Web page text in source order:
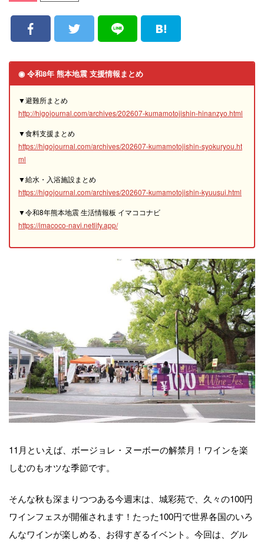
◉ 令和8年 熊本地震 支援情報まとめ
▼避難所まとめ
http://higojournal.com/archives/202607-kumamotojishin-hinanzyo.html
▼食料支援まとめ
https://higojournal.com/archives/202607-kumamotojishin-syokuryou.ht
ml
▼給水・入浴施設まとめ
https://higojournal.com/archives/202607-kumamotojishin-kyuusui.html
▼令和8年熊本地震 生活情報板 イマココナビ
https://imacoco-navi.netlify.app/
11月といえば、ボージョレ・ヌーボーの解禁月！ワインを楽
しむのもオツな季節です。
そんな秋も深まりつつある今週末は、城彩苑で、久々の100円
ワインフェスが開催されます！たった100円で世界各国のいろ
んなワインが楽しめる、お得すぎるイベント。今回は、グル